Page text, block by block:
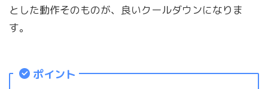
とした動作そのものが、良いクールダウンになりま
す。
ポイント